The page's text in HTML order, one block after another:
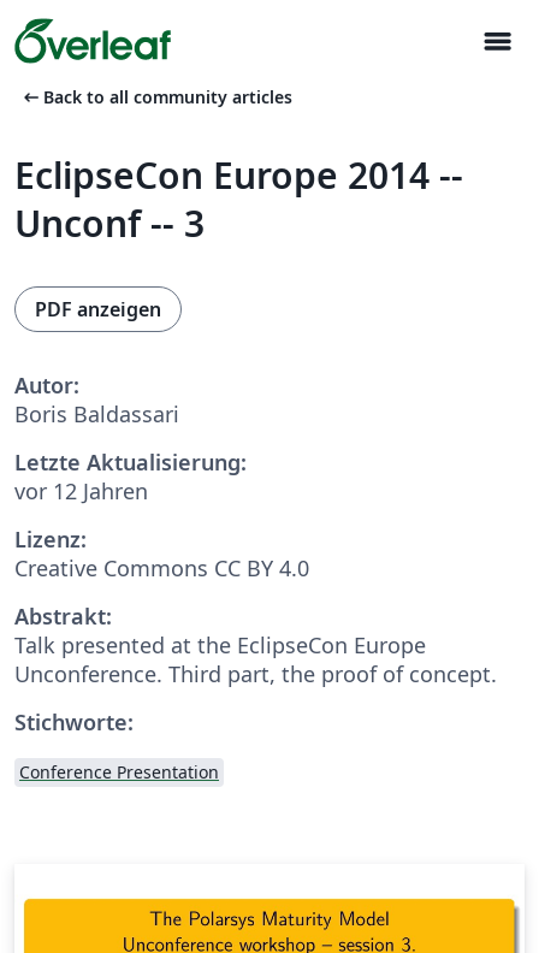
menu
arrow_left_alt Back to all community articles
EclipseCon Europe 2014 --
Unconf -- 3
PDF anzeigen
Autor:
Boris Baldassari
Letzte Aktualisierung:
vor 12 Jahren
Lizenz:
Creative Commons CC BY 4.0
Abstrakt:
Talk presented at the EclipseCon Europe
Unconference. Third part, the proof of concept.
Stichworte:
Conference Presentation